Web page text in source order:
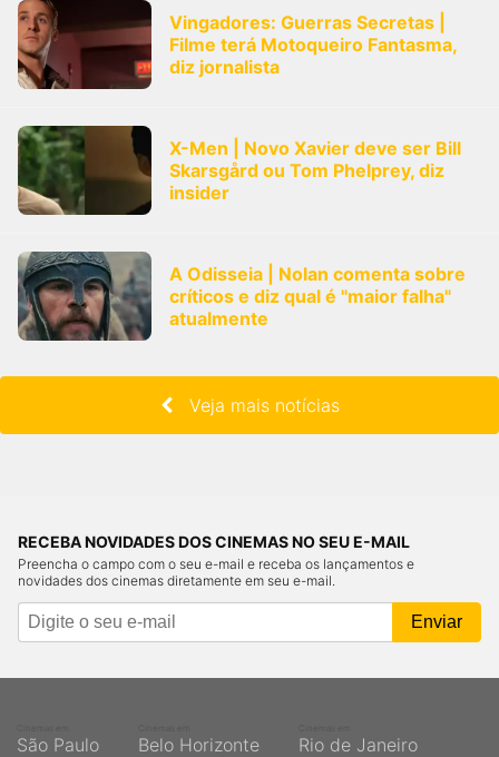
Vingadores: Guerras Secretas |
Filme terá Motoqueiro Fantasma,
diz jornalista
X-Men | Novo Xavier deve ser Bill
Skarsgård ou Tom Phelprey, diz
insider
A Odisseia | Nolan comenta sobre
críticos e diz qual é "maior falha"
atualmente
Veja mais notícias
RECEBA NOVIDADES DOS CINEMAS NO SEU E-MAIL
Preencha o campo com o seu e-mail e receba os lançamentos e
novidades dos cinemas diretamente em seu e-mail.
São Paulo Belo Horizonte Rio de Janeiro